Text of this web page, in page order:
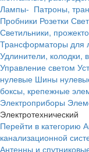
Лампы- Патроны,
Пробники Розетки
Светильники,
Трансформаторы для
Удлинители, колодки,
Управление светом
нулевые Шины
боксы, крепежные
Электроприборы
Электротехнический
Перейти в категорию
канализационной
Антенны и